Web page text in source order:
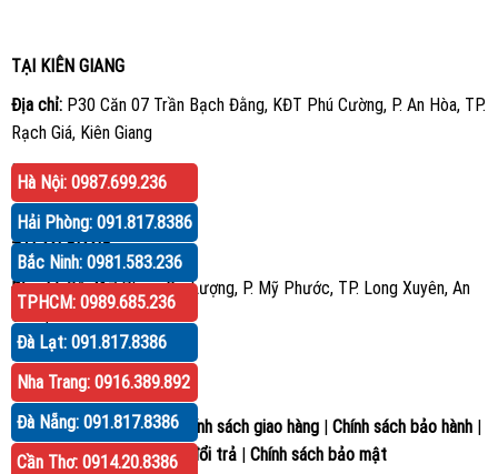
TẠI KIÊN GIANG
Địa chỉ:P30 Căn 07 Trần Bạch Đằng, KĐT Phú Cường, P. An Hòa, TP.
Rạch Giá, Kiên Giang
Hotline: 0914.20.8386
TẠI AN GIANG
Địa chỉ:Số 417 Phạm Cự Lượng, P. Mỹ Phước, TP. Long Xuyên, An
Giang
Hotline: 0914.20.8386
Hướng dẫn mua hàng|Chính sách giao hàng | Chính sách bảo hành |
Chính sách đổi trả| Chính sách bảo mật
Hà Nội: 0987.699.236
Hải Phòng: 091.817.8386
Bắc Ninh: 0981.583.236
TPHCM: 0989.685.236
Đà Lạt: 091.817.8386
Nha Trang: 0916.389.892
Đà Nẵng: 091.817.8386
Cần Thơ: 0914.20.8386